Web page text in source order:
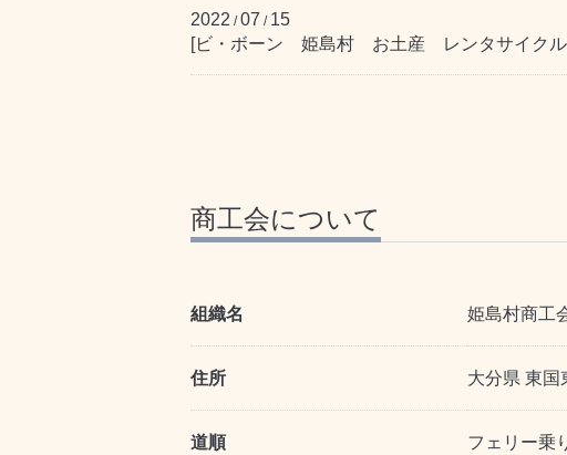
2022 /07 / 15
[ビ・ボーン 姫島村 お土産 レンタサイクル]
商工会について
組織名 姫島村商工
住所 大分県 東国
道順 フェリー乗